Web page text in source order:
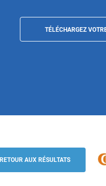
TÉLÉCHARGEZ
Alternance -
Continental
RETOUR AUX RÉSULTATS